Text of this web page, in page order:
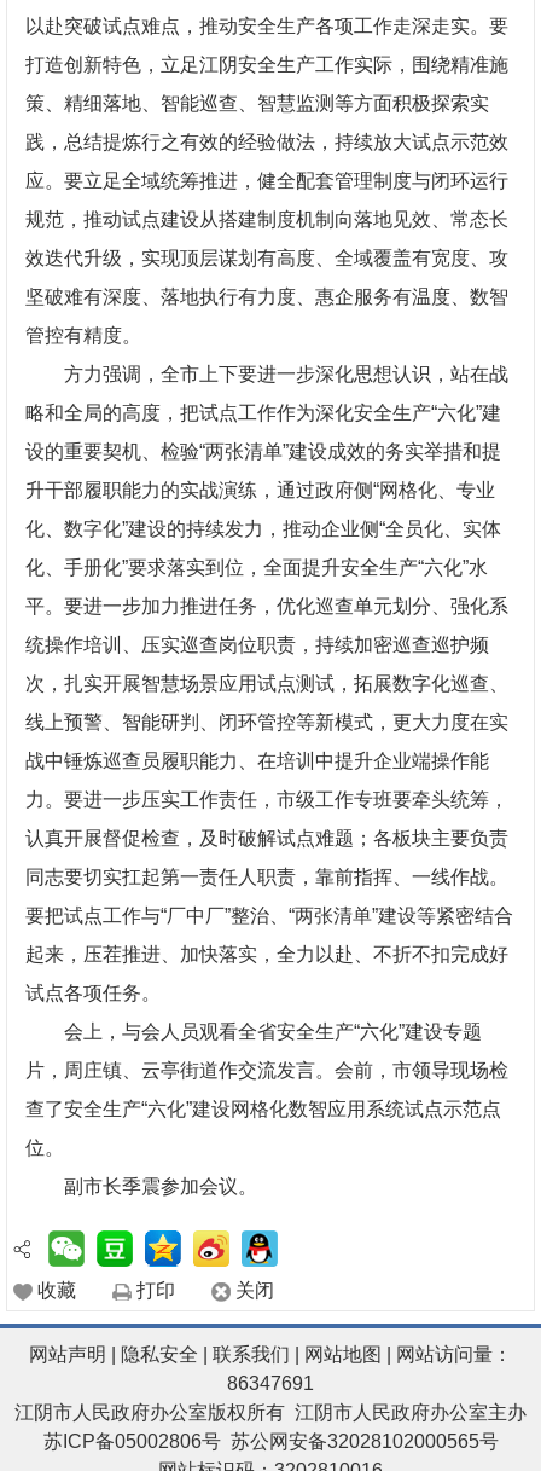
以赴突破试点难点，推动安全生产各项工作走深走实。要
打造创新特色，立足江阴安全生产工作实际，围绕精准施
策、精细落地、智能巡查、智慧监测等方面积极探索实
践，总结提炼行之有效的经验做法，持续放大试点示范效
应。要立足全域统筹推进，健全配套管理制度与闭环运行
规范，推动试点建设从搭建制度机制向落地见效、常态长
效迭代升级，实现顶层谋划有高度、全域覆盖有宽度、攻
坚破难有深度、落地执行有力度、惠企服务有温度、数智
管控有精度。
方力强调，全市上下要进一步深化思想认识，站在战
略和全局的高度，把试点工作作为深化安全生产“六化”建
设的重要契机、检验“两张清单”建设成效的务实举措和提
升干部履职能力的实战演练，通过政府侧“网格化、专业
化、数字化”建设的持续发力，推动企业侧“全员化、实体
化、手册化”要求落实到位，全面提升安全生产“六化”水
平。要进一步加力推进任务，优化巡查单元划分、强化系
统操作培训、压实巡查岗位职责，持续加密巡查巡护频
次，扎实开展智慧场景应用试点测试，拓展数字化巡查、
线上预警、智能研判、闭环管控等新模式，更大力度在实
战中锤炼巡查员履职能力、在培训中提升企业端操作能
力。要进一步压实工作责任，市级工作专班要牵头统筹，
认真开展督促检查，及时破解试点难题；各板块主要负责
同志要切实扛起第一责任人职责，靠前指挥、一线作战。
要把试点工作与“厂中厂”整治、“两张清单”建设等紧密结合
起来，压茬推进、加快落实，全力以赴、不折不扣完成好
试点各项任务。
会上，与会人员观看全省安全生产“六化”建设专题
片，周庄镇、云亭街道作交流发言。会前，市领导现场检
查了安全生产“六化”建设网格化数智应用系统试点示范点
位。
副市长季震参加会议。
收藏 打印 关闭
网站声明 隐私安全 联系我们 网站地图
| 网站访问量：
86347691
江阴市人民政府办公室版权所有 江阴市人民政府办公室主办
苏ICP备05002806号 苏公网安备32028102000565号